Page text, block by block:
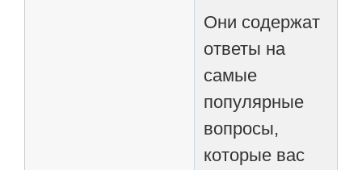
Они содержат
ответы на
самые
популярные
вопросы,
которые вас